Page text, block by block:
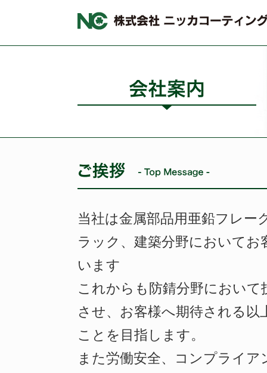
当社は金属部品用亜鉛フレー
ラック、建築分野において
います
これからも防錆分野におい
させ、お客様へ期待される
ことを目指します。
また労働安全、コンプライ